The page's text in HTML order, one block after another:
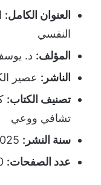
العنوان الكامل:
النفسي
المؤلف: د.
الناشر: عصير
تصنيف الكتاب:
تشافي ووعي
سنة النشر:
عدد الصفحات: